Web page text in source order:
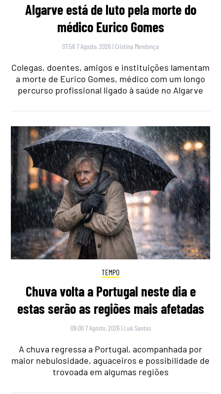
Algarve está de luto pela morte do
médico Eurico Gomes
07:58 7 Agosto, 2026 | Cristina Mendonça
Colegas, doentes, amigos e instituições lamentam
a morte de Eurico Gomes, médico com um longo
percurso profissional ligado à saúde no Algarve
TEMPO
Chuva volta a Portugal neste dia e
estas serão as regiões mais afetadas
09:00 7 Agosto, 2026 | Luís Santos
A chuva regressa a Portugal, acompanhada por
maior nebulosidade, aguaceiros e possibilidade de
trovoada em algumas regiões